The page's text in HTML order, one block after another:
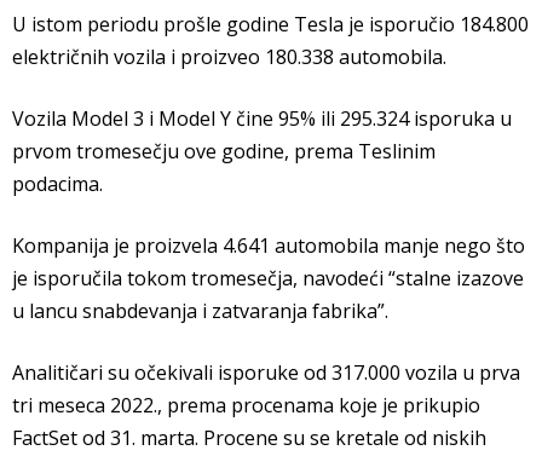
U istom periodu prošle godine Tesla je isporučio 184.800
električnih vozila i proizveo 180.338 automobila.
Vozila Model 3 i Model Y čine 95% ili 295.324 isporuka u
prvom tromesečju ove godine, prema Teslinim
podacima.
Kompanija je proizvela 4.641 automobila manje nego što
je isporučila tokom tromesečja, navodeći “stalne izazove
u lancu snabdevanja i zatvaranja fabrika”.
Analitičari su očekivali isporuke od 317.000 vozila u prva
tri meseca 2022., prema procenama koje je prikupio
FactSet od 31. marta. Procene su se kretale od niskih